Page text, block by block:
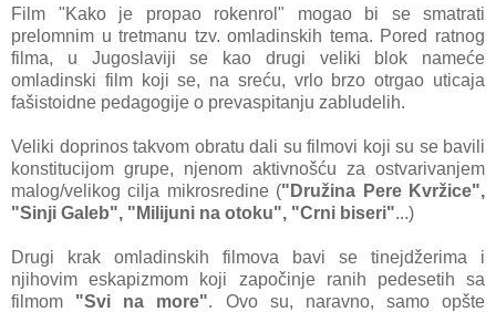
Film "Kako je propao rokenrol" mogao bi se smatrati
prelomnim u tretmanu tzv. omladinskih tema. Pored ratnog
filma, u Jugoslaviji se kao drugi veliki blok nameće
omladinski film koji se, na sreću, vrlo brzo otrgao uticaja
fašistoidne pedagogije o prevaspitanju zabludelih.
Veliki doprinos takvom obratu dali su filmovi koji su se bavili
konstitucijom grupe, njenom aktivnošću za ostvarivanjem
malog/velikog cilja mikrosredine ("Družina Pere Kvržice",
"Sinji Galeb", "Milijuni na otoku", "Crni biseri"...)
Drugi krak omladinskih filmova bavi se tinejdžerima i
njihovim eskapizmom koji započinje ranih pedesetih sa
filmom "Svi na more". Ovo su, naravno, samo opšte